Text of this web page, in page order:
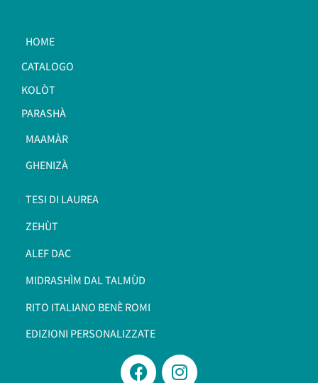
HOME
CATALOGO
KOLÒT
PARASHÀ
MAAMÀR
GHENIZÀ
TESI DI LAUREA
ZEHÙT
ALEF DAC
MIDRASHÌM DAL TALMÙD
RITO ITALIANO BENÈ ROMI​
EDIZIONI PERSONALIZZATE